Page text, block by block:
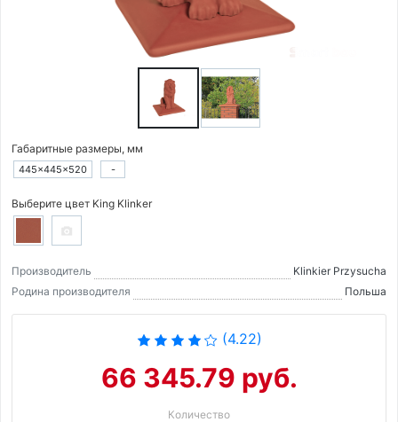
Габаритные размеры, мм
445×445×520 -
Выберите цвет King Klinker
Производитель
Klinkier Przysucha
Родина производителя
Польша
(4.22)
66 345.79 руб.
Количество